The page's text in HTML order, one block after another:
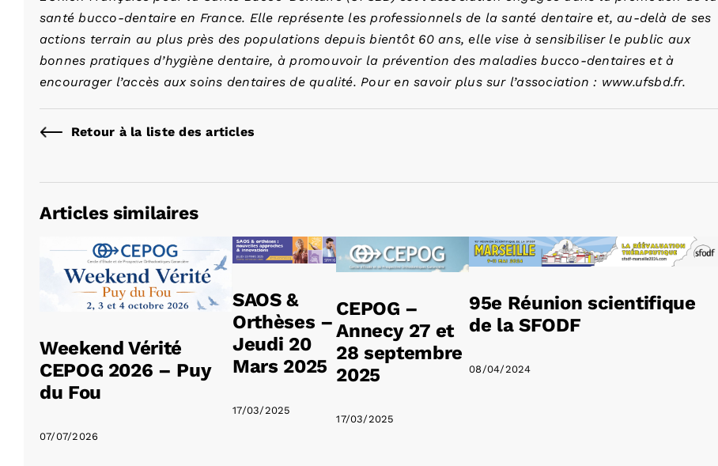
santé bucco-dentaire en France. Elle représente les professionnels de la santé dentaire et, au-delà de ses
actions terrain au plus près des populations depuis bientôt 60 ans, elle vise à sensibiliser le public aux
bonnes pratiques d’hygiène dentaire, à promouvoir la prévention des maladies bucco-dentaires et à
encourager l’accès aux soins dentaires de qualité. Pour en savoir plus sur l’association : www.ufsbd.fr.
Retour à la liste des articles
Articles similaires
Weekend Vérité
CEPOG 2026 – Puy
du Fou
07/07/2026
SAOS &
Orthèses –
Jeudi 20
Mars 2025
17/03/2025
CEPOG –
Annecy 27 et
28 septembre
2025
17/03/2025
95e Réunion scientifique
de la SFODF
08/04/2024